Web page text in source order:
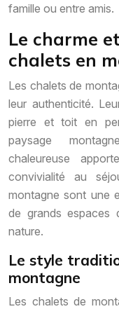
famille ou entre amis.
Le charme
chalets en
Les chalets de
leur authenticité.
pierre et toit en
paysage
chaleureuse
convivialité au
montagne sont une
de grands espaces
nature.
Le style
montagne
Les chalets de